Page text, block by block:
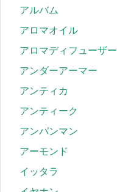
アルバム
アロマオイル
アロマディフューザー
アンダーアーマー
アンティカ
アンティーク
アンパンマン
アーモンド
イッタラ